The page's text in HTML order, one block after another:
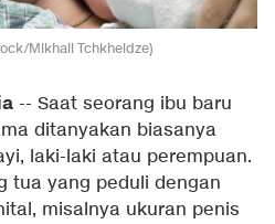
Mikhail Tchkheidze)
-- Saat seorang ibu baru
ditanyakan biasanya
laki-laki atau perempuan.
tua yang peduli dengan
misalnya ukuran penis